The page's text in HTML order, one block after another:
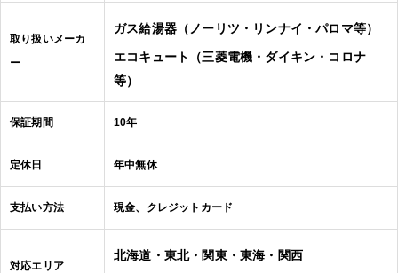
取り扱いメーカ
ー
ガス給湯器（ノーリツ・リンナイ・パロマ等）
エコキュート（三菱電機・ダイキン・コロナ
等）
保証期間 10年
定休日 年中無休
支払い方法 現金、クレジットカード
対応エリア
北海道・東北・関東・東海・関西